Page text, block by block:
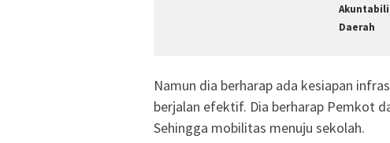
Daerah
Namun dia berharap ada kesiapan
berjalan efektif. Dia berharap Pemkot
Sehingga mobilitas menuju sekolah.